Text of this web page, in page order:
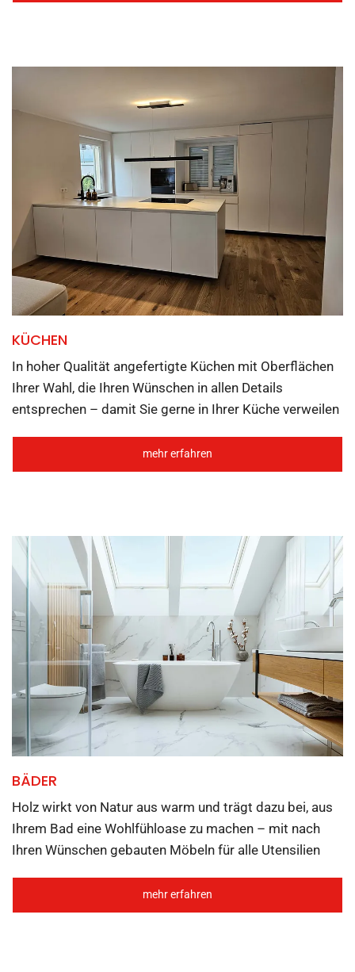
KÜCHEN
In hoher Qualität angefertigte Küchen mit Oberflächen
Ihrer Wahl, die Ihren Wünschen in allen Details
entsprechen – damit Sie gerne in Ihrer Küche verweilen
mehr erfahren
BÄDER
Holz wirkt von Natur aus warm und trägt dazu bei, aus
Ihrem Bad eine Wohlfühloase zu machen – mit nach
Ihren Wünschen gebauten Möbeln für alle Utensilien
mehr erfahren